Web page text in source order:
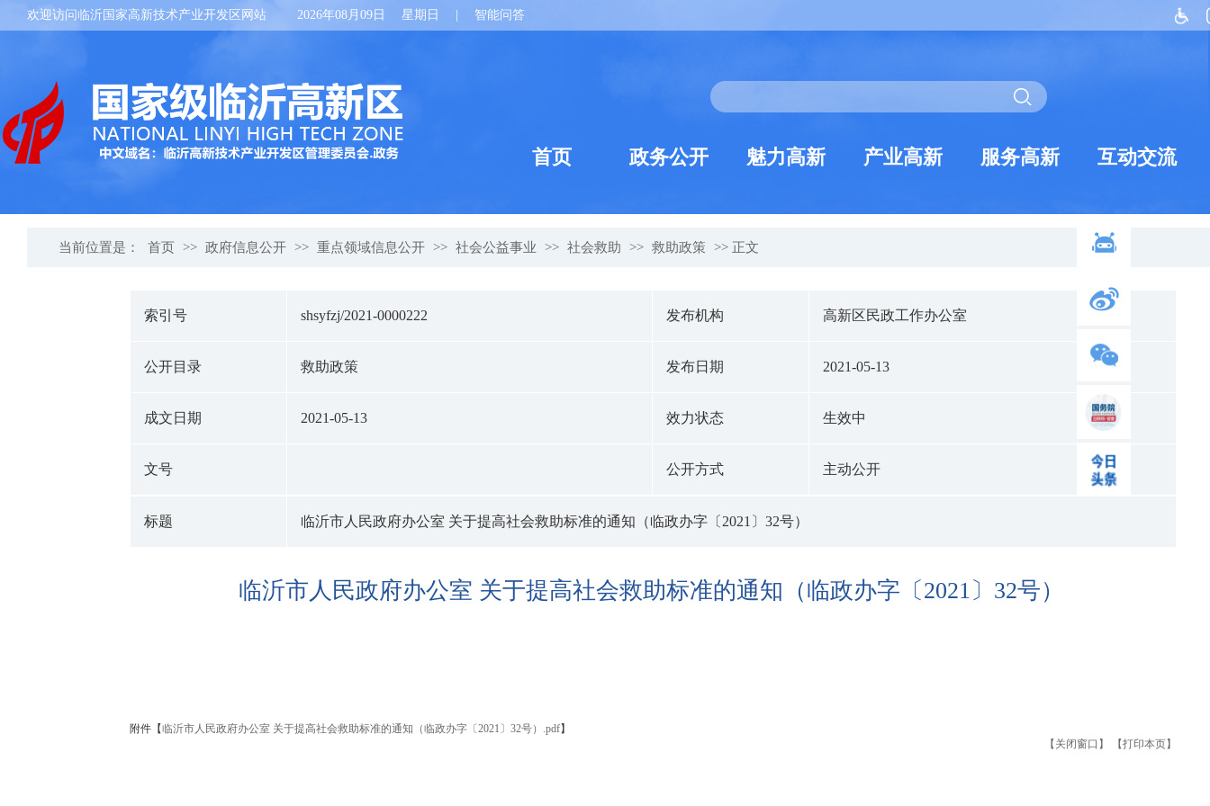
欢迎访问临沂国家高新技术产业开发区网站 2026年08月09日 星期日 智能问答
首页 政务公开 魅力高新 产业高新 服务高新 互动交流
当前位置是： 首页 >> 政府信息公开 >> 重点领域信息公开 >> 社会公益事业 >> 社会救助 >> 救助政策 >> 正文
索引号 shsyfzj/2021-0000222 发布机构 高新区民政工作办公室
公开目录 救助政策 发布日期 2021-05-13
成文日期 2021-05-13 效力状态 生效中
文号 公开方式 主动公开
标题 临沂市人民政府办公室 关于提高社会救助标准的通知（临政办字〔2021〕32号）
临沂市人民政府办公室 关于提高社会救助标准的通知（临政办字〔2021〕32号）
附件【临沂市人民政府办公室 关于提高社会救助标准的通知（临政办字〔2021〕32号）.pdf】
【关闭窗口】
【打印本页】